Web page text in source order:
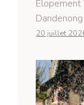
Elopement
20 juillet